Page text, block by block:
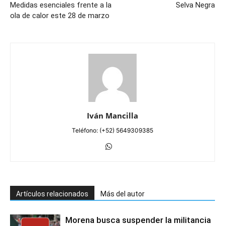
Medidas esenciales frente a la
ola de calor este 28 de marzo
Selva Negra
Iván Mancilla
Teléfono: (+52) 5649309385
Artículos relacionados Más del autor
Morena busca suspender la militancia